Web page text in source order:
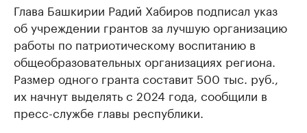
Глава Башкирии Радий Хабиров подписал указ
об учреждении грантов за лучшую организацию
работы по патриотическому воспитанию в
общеобразовательных организациях региона.
Размер одного гранта составит 500 тыс. руб.,
их начнут выделять с 2024 года, сообщили в
пресс-службе главы республики.